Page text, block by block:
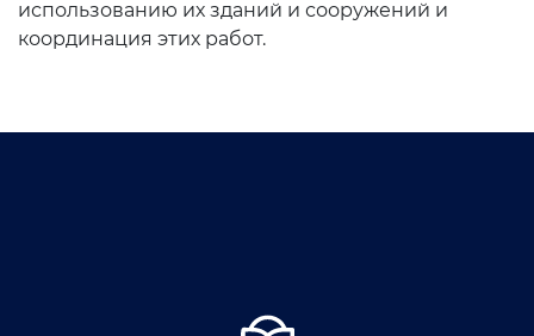
Набор открытых
Документы
использованию их зданий и сооружений и
координация этих работ.